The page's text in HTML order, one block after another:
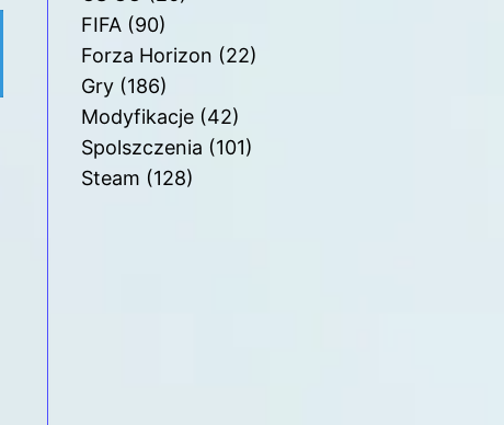
FIFA(90)
Forza Horizon (22)
Gry(186)
Modyfikacje(42)
Spolszczenia (101)
Steam (128)